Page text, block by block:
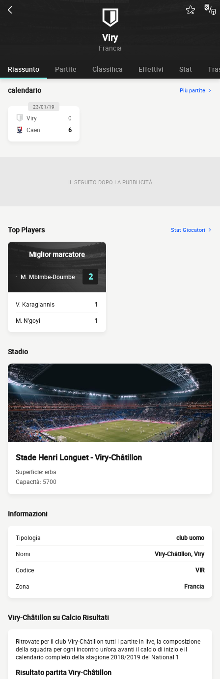
Viry
Francia
Riassunto Partite Classifica Effettivi Stat
calendario Più partite
23/01/19
Viry
0
Caen
6
IL SEGUITO DOPO LA PUBBLICITÀ
Top Players Stat Giocatori
Miglior marcatore
M. Mbimbe-Doumbe 2
V. Karagiannis 1
M. N'goyi 1
Stadio
Stade Henri Longuet - Viry-Châtillon
Superficie:erba
Capacità: 5700
Informazioni
Tipologia club uomo
Nomi Viry-Châtillon, Viry
Codice VIR
Zona Francia
Viry-Châtillon su Calcio Risultati
Ritrovate per il club Viry-Châtillon tutti i partite in live, la composizione
della squadra per ogni incontro un'ora avanti il calcio di inizio e il
calendario completo della stagione 2018/2019 del National 1.
Risultato partita Viry-Châtillon